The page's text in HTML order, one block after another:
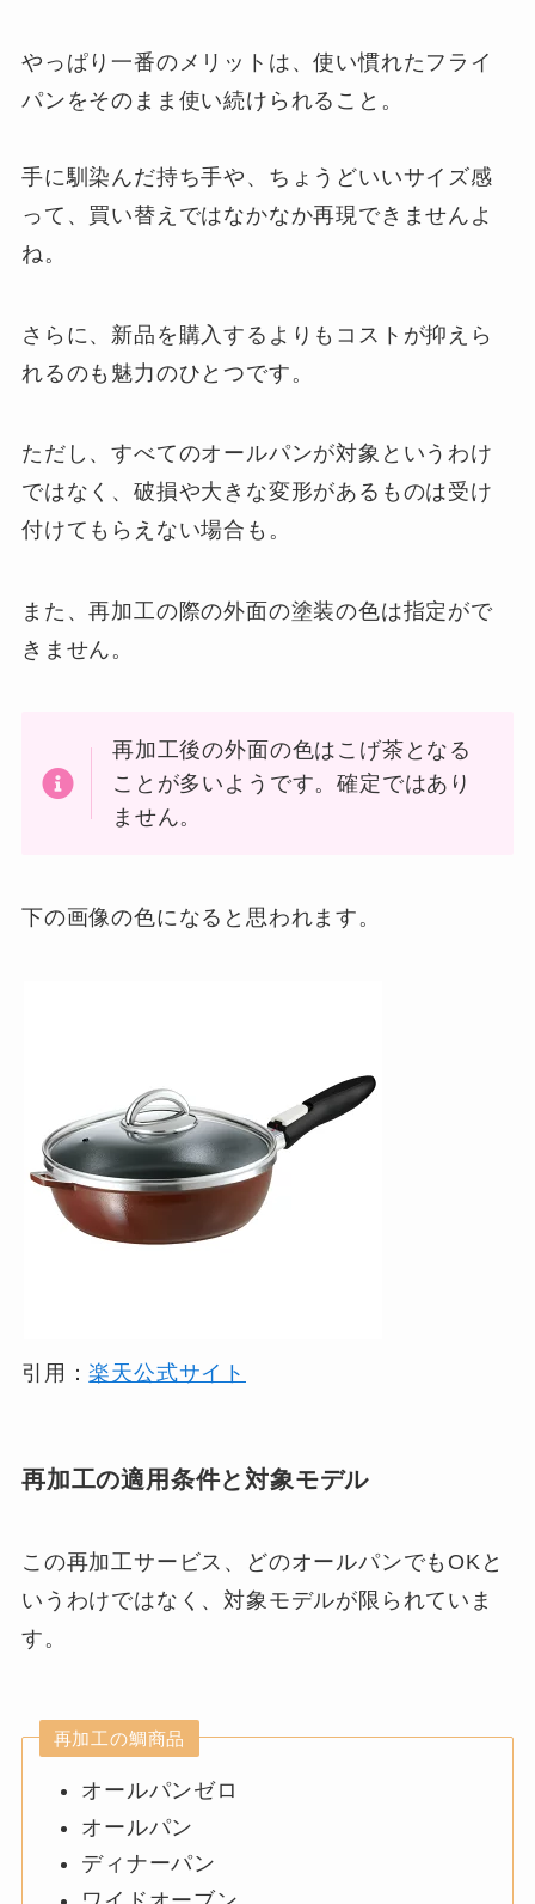
やっぱり一番のメリットは、使い慣れたフライ
パンをそのまま使い続けられること。
手に馴染んだ持ち手や、ちょうどいいサイズ感
って、買い替えではなかなか再現できませんよ
ね。
さらに、新品を購入するよりもコストが抑えら
れるのも魅力のひとつです。
ただし、すべてのオールパンが対象というわけ
ではなく、破損や大きな変形があるものは受け
付けてもらえない場合も。
また、再加工の際の外面の塗装の色は指定がで
きません。
再加工後の外面の色はこげ茶となる
ことが多いようです。確定ではあり
ません。
下の画像の色になると思われます。
引用：楽天公式サイト
再加工の適用条件と対象モデル
この再加工サービス、どのオールパンでもOKと
いうわけではなく、対象モデルが限られていま
す。
再加工の鯛商品
オールパンゼロ
オールパン
ディナーパン